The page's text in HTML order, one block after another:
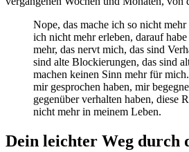
Nope, das mache ich so nicht
ich nicht mehr erleben, darauf
mehr, das nervt mich, das sind
sind alte Blockierungen, das sind
machen keinen Sinn mehr für
mir gesprochen haben, mir
gegenüber verhalten haben, diese
nicht mehr in meinem Leben.
Dein leichter Weg durch